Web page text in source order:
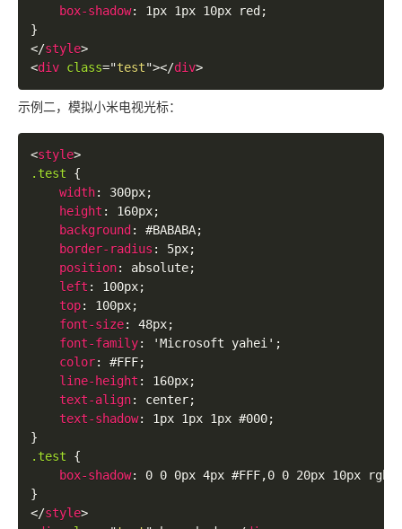
box-shadow: 1px 1px 10px red ;
}
</style>
<div class="test"></div>
示例二，模拟小米电视光标：
<style>
.test {
width: 300px;
height : 160px;
background : #BABABA;
border-radius : 5px;
position: absolute;
left : 100px;
top: 100px;
font-size: 48px;
font-family: 'Microsoft yahei' ;
color: #FFF;
line-height : 160px;
text-align: center;
text-shadow: 1px 1px 1px #000;
}
.test {
box-shadow: 0 0 0px 4px #FFF,0 0 20px 10px rgba
}
</style>